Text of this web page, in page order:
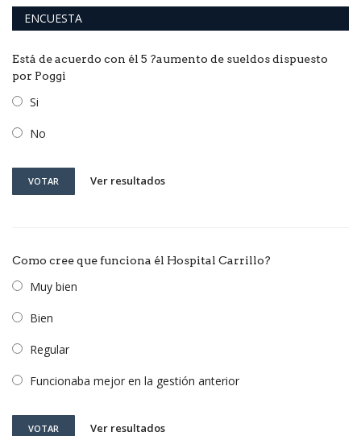
ENCUESTA
Está de acuerdo con él 5 ?aumento de sueldos dispuesto
por Poggi
Si
No
VOTAR Ver resultados
Como cree que funciona él Hospital Carrillo?
Muy bien
Bien
Regular
Funcionaba mejor en la gestión anterior
VOTAR Ver resultados